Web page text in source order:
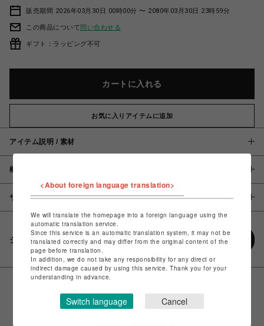
販売期間 2026年03月30日 00時00分 〜 2080年03月30日 23時59分
この商品について問い合わせる
ギフト：ラッピング不可
カートに入れる
お気に入りアイテムに追加
アイテム説明 / 素材
概要
サイズ
シェアする
<About foreign language translation>
We will translate the homepage into a foreign language using the
automatic translation service.
Since this service is an automatic translation system, it may not be
translated correctly and may differ from the original content of the
page before translation.
In addition, we do not take any responsibility for any direct or
indirect damage caused by using this service. Thank you for your
understanding in advance.
Switch language Cancel